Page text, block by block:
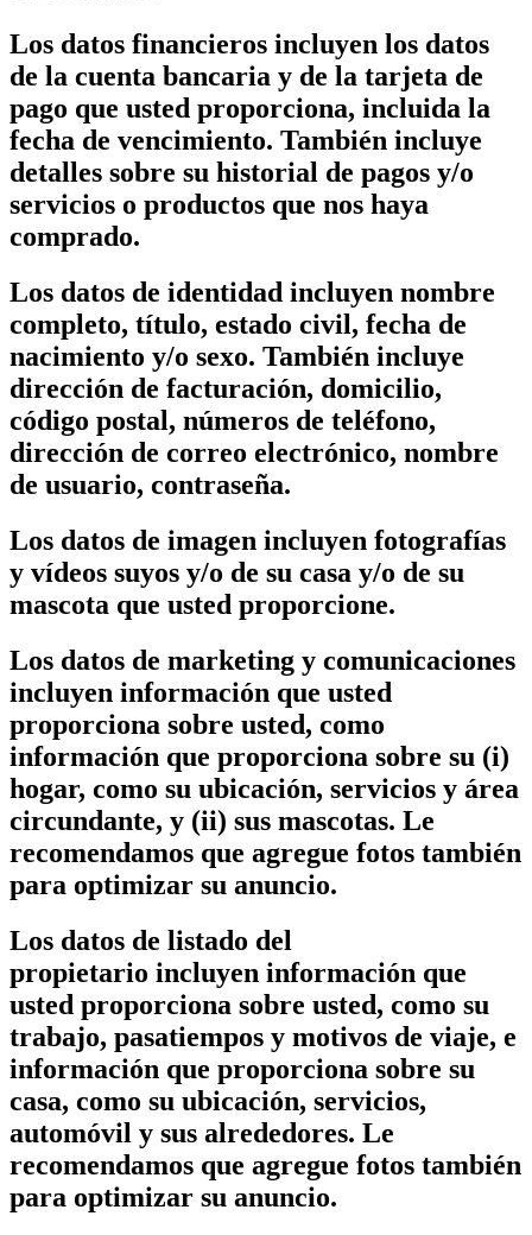
Los datos financieros incluyen los datos
de la cuenta bancaria y de la tarjeta de
pago que usted proporciona, incluida la
fecha de vencimiento. También incluye
detalles sobre su historial de pagos y/o
servicios o productos que nos haya
comprado.
Los datos de identidad incluyen nombre
completo, título, estado civil, fecha de
nacimiento y/o sexo. También incluye
dirección de facturación, domicilio,
código postal, números de teléfono,
dirección de correo electrónico, nombre
de usuario, contraseña.
Los datos de imagen incluyen fotografías
y vídeos suyos y/o de su casa y/o de su
mascota que usted proporcione.
Los datos de marketing y comunicaciones
incluyen información que usted
proporciona sobre usted, como
información que proporciona sobre su (i)
hogar, como su ubicación, servicios y área
circundante, y (ii) sus mascotas. Le
recomendamos que agregue fotos también
para optimizar su anuncio.
Los datos de listado del
propietario incluyen información que
usted proporciona sobre usted, como su
trabajo, pasatiempos y motivos de viaje, e
información que proporciona sobre su
casa, como su ubicación, servicios,
automóvil y sus alrededores. Le
recomendamos que agregue fotos también
para optimizar su anuncio.